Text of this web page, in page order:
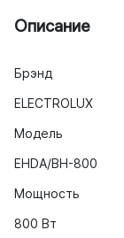
Описание
Брэнд
ELECTROLUX
Модель
EHDA/BH-800
Мощность
800 Вт